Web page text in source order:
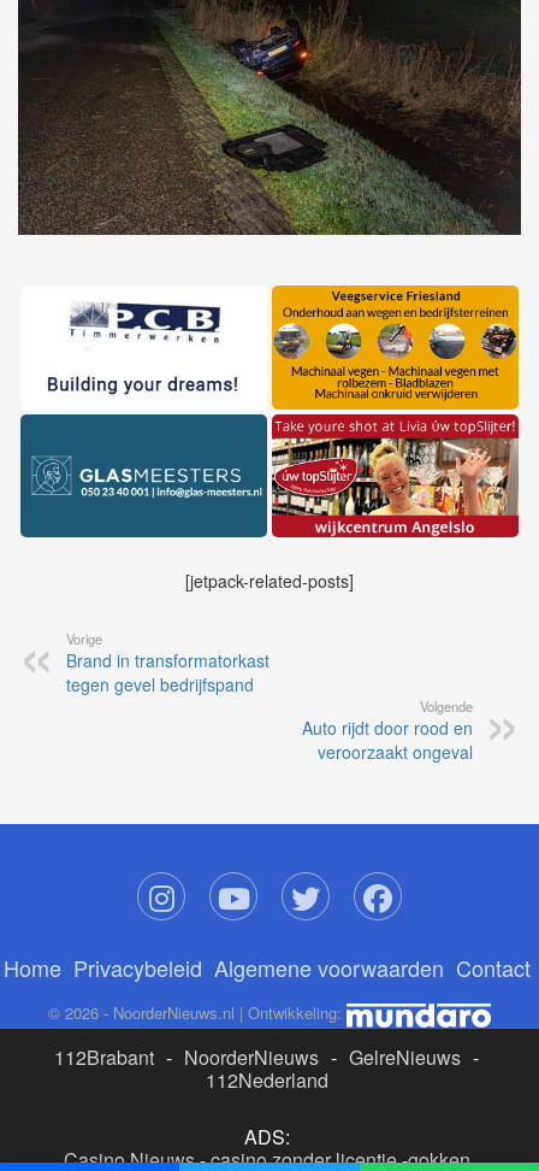
[jetpack-related-posts]
Vorige
Brand in transformatorkast
tegen gevel bedrijfspand
Volgende
Auto rijdt door rood en
veroorzaakt ongeval
Home Privacybeleid Algemene voorwaarden Contact
© 2026 - NoorderNieuws.nl | Ontwikkeling:
112Brabant - NoorderNieuws - GelreNieuws -
112Nederland
ADS:
Casino Nieuws-casino zonder licentie-gokken